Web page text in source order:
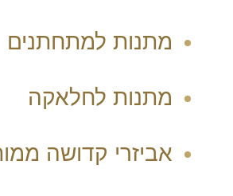
מתנות למתחתנים
מתנות לחלאקה
אביזרי קדושה